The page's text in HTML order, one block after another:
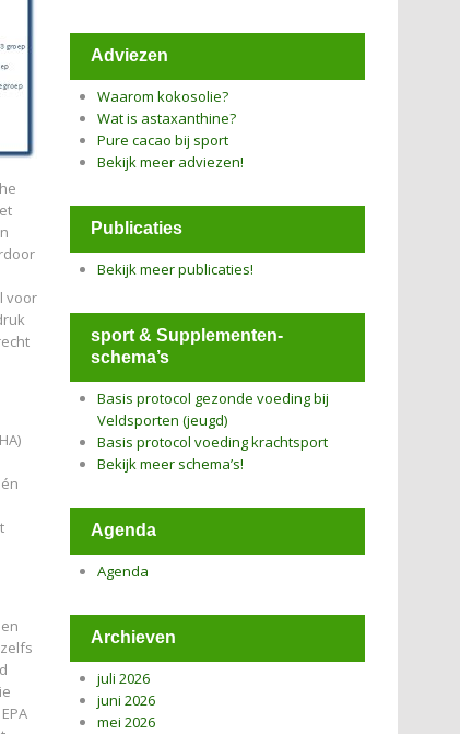
voor
Adviezen
Waarom kokosolie?
Wat is astaxanthine?
Pure cacao bij sport
Bekijk meer adviezen!
Publicaties
Bekijk meer publicaties!
sport & Supplementen-
schema’s
Basis protocol gezonde voeding bij
Veldsporten (jeugd)
Basis protocol voeding krachtsport
Bekijk meer schema’s!
Agenda
Agenda
Archieven
juli 2026
juni 2026
mei 2026